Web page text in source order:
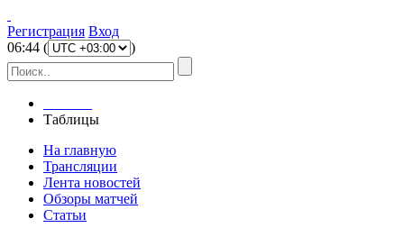
Регистрация Вход
06:44 ( )
Таблицы
На главную
Трансляции
Лента новостей
Обзоры матчей
Статьи